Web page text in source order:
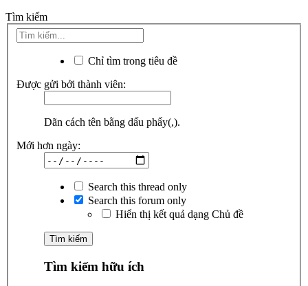
Tìm kiếm
Chỉ tìm trong tiêu đề
Được gửi bởi thành viên:
Dãn cách tên bằng dấu phẩy(,).
Mới hơn ngày:
Search this thread only
Search this forum only
Hiển thị kết quả dạng Chủ đề
Tìm kiếm hữu ích